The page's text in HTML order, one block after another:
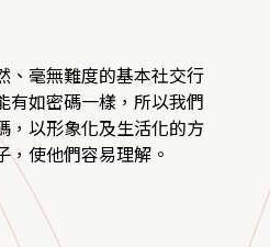
、毫無難度的基本社交行
有如密碼一樣，所以我們
，以形象化及生活化的方
，使他們容易理解。